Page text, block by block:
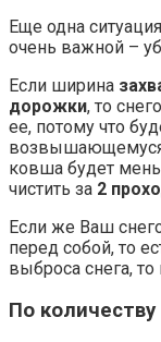
Еще одна
очень важной –
Если ширина
дорожки, то
ее, потому что
ковша будет
чистить за 2
Если же Ваш
перед собой, то
выброса снега,
По